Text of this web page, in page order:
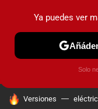
PRUEBAS
HOY SE HABLA DE
Versiones
Ya puedes ver
Solo